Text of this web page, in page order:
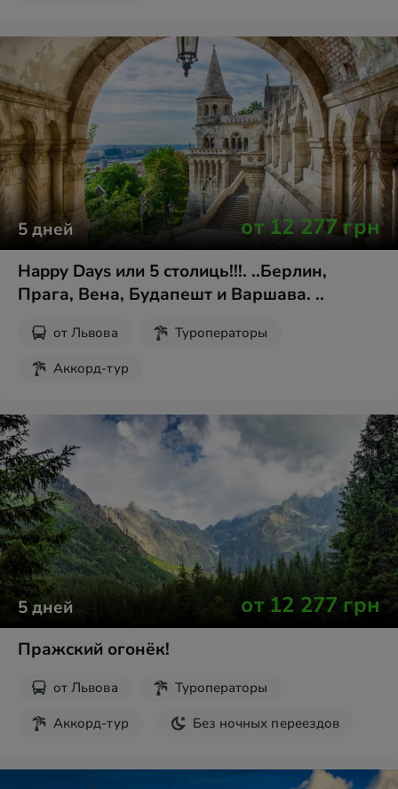
5дней от12 277грн
Happy Days или 5 столиць!!!. ..Берлин,
Прага, Вена, Будапешт и Варшава. ..
от Львова
Туроператоры
Аккорд-тур
5дней от 12 277грн
Пражский огонёк!
от Львова
Туроператоры
Аккорд-тур
Без ночных переездов